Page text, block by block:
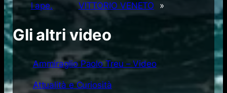
l ape.
VITTORIO VENETO
»
Gli altri video
Ammiraglio Paolo Treu – Video
Attualità e Curiosità